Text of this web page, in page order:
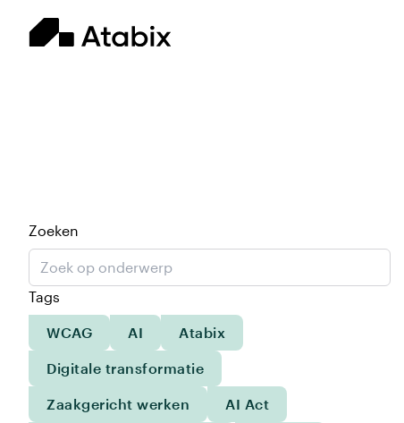
Zoeken
Tags
WCAG AI Atabix
Digitale transformatie
Zaakgericht werken AI Act